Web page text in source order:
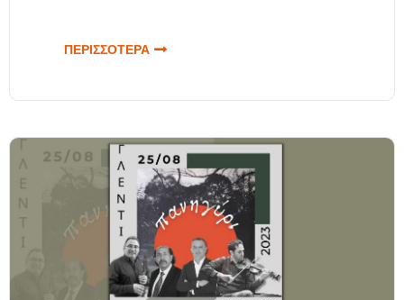
ΠΕΡΙΣΣΟΤΕΡΑ ΓΙΑ ΣΥΝΑΥΛΙΑ
ΔΙΕΘΝΕΣ
ΚΕΝΤΡΟ
ΗΠΕΙΡΩΤΙΚΗΣ
ΜΟΥΣΙΚΗΣ | 2
ΟΚΤΩΜΒΡΙΟΥ
2023